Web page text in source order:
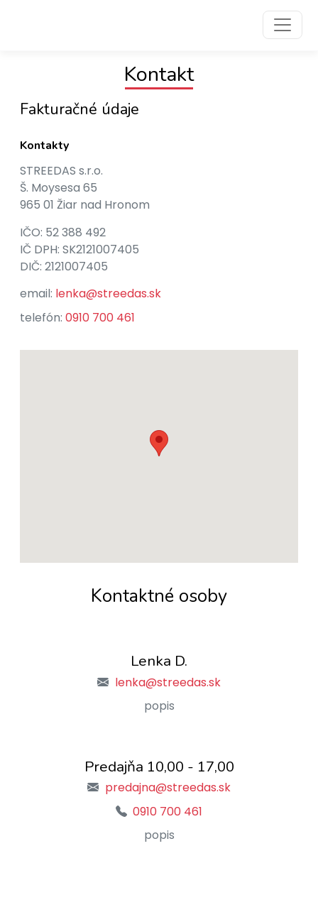
Kontakt
Fakturačné údaje
Kontakty
STREEDAS s.r.o.
Š. Moysesa 65
965 01 Žiar nad Hronom
IČO: 52 388 492
IČ DPH: SK2121007405
DIČ: 2121007405
email: lenka@streedas.sk
telefón: 0910 700 461
Kontaktné osoby
Lenka D.
lenka@streedas.sk
popis
Predajňa 10,00 - 17,00
predajna@streedas.sk
0910 700 461
popis